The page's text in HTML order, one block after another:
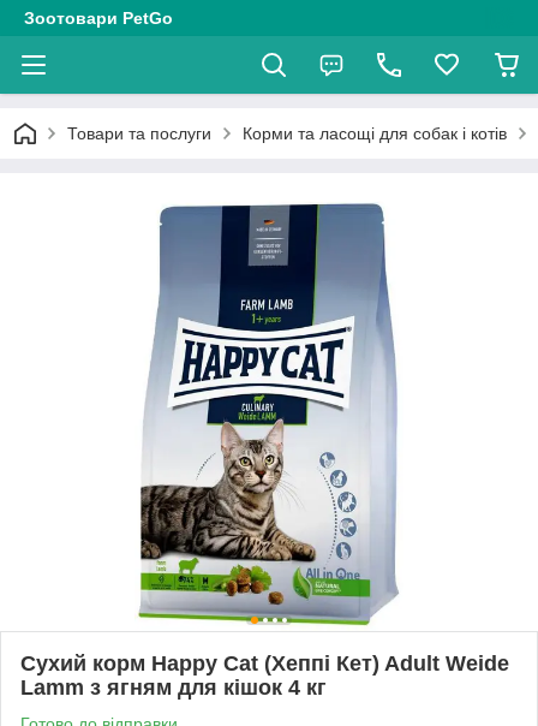
Зоотовари PetGo
Товари та послуги Корми та ласощі для собак і котів
Сухий корм Happy Cat (Хеппі Кет) Adult Weide
Lamm з ягням для кішок 4 кг